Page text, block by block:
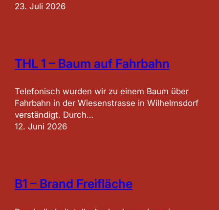
23. Juli 2026
THL 1 – Baum auf Fahrbahn
Telefonisch wurden wir zu einem Baum über
Fahrbahn in der Wiesenstrasse in Wilhelmsdorf
verständigt. Durch…
12. Juni 2026
B1 – Brand Freifläche